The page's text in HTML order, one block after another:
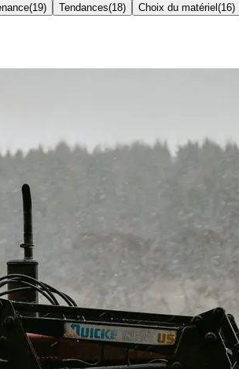
(19) Tendances(18) Choix du matériel (16)